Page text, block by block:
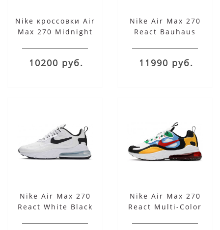
Nike кроссовки Air
Max 270 Midnight
10200 руб.
Nike Air Max 270
React Bauhaus
11990 руб.
Nike Air Max 270
React White Black
Nike Air Max 270
React Multi-Color